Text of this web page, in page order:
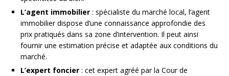
L’agent immobilier : spécialiste du marché local, l’agent
immobilier dispose d’une connaissance approfondie des
prix pratiqués dans sa zone d’intervention. Il peut ainsi
fournir une estimation précise et adaptée aux conditions du
marché.
L’expert foncier : cet expert agréé par la Cour de